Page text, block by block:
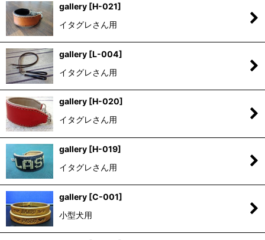
gallery [H-021]
イタグレさん用
gallery [L-004]
イタグレさん用
gallery [H-020]
イタグレさん用
gallery [H-019]
イタグレさん用
gallery [C-001]
小型犬用